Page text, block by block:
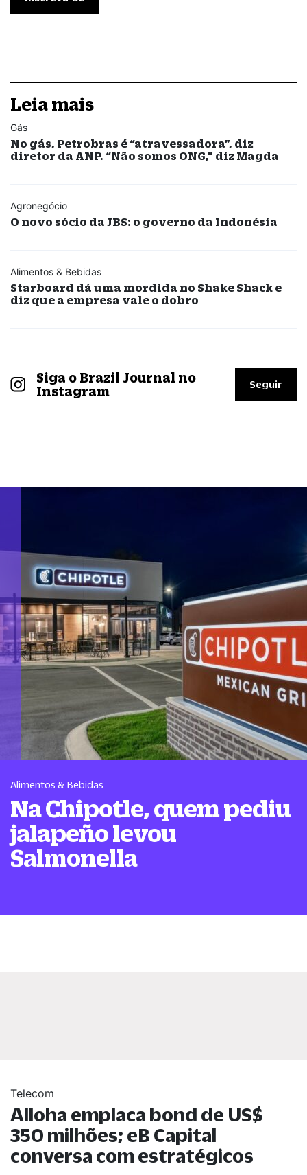
Leia mais
Gás
No gás, Petrobras é “atravessadora”, diz
diretor da ANP. “Não somos ONG,” diz Magda
Agronegócio
O novo sócio da JBS: o governo da Indonésia
Alimentos & Bebidas
Starboard dá uma mordida no Shake Shack e
diz que a empresa vale o dobro
Siga o Brazil Journal no
Instagram
Seguir
Alimentos & Bebidas
Na Chipotle, quem pediu
jalapeño levou
Salmonella
Telecom
Alloha emplaca bond de US$
350 milhões; eB Capital
conversa com estratégicos